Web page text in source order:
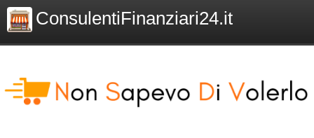
ConsulentiFinanziari24.it